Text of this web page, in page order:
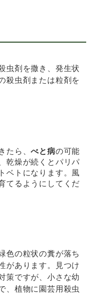
虫剤を撒き、発生状
殺虫剤または粒剤を
たら、べと病の可能
乾燥が続くとパリパ
ベトになります。風
てるようにしてくだ
色の粒状の糞が落ち
があります。見つけ
策ですが、小さな幼
、植物に園芸用殺虫